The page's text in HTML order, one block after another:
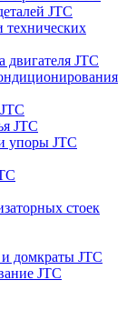
JTC
технических
двигателя JTC
JTC
упоры JTC
стоек
домкраты JTC
JTC